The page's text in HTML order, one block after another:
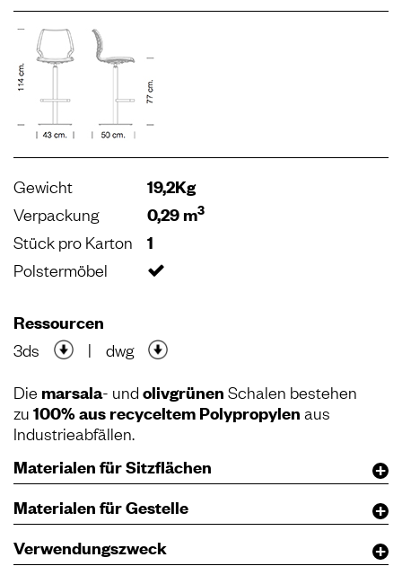
Gewicht 19,2Kg
Verpackung 0,29 m3
Stück pro Karton 1
Polstermöbel
Ressourcen
3ds |
dwg
Die marsala- und olivgrünen Schalen bestehen
zu 100% aus recyceltem Polypropylen aus
Industrieabfällen.
Materialen für Sitzflächen
Materialen für Gestelle
Verwendungszweck